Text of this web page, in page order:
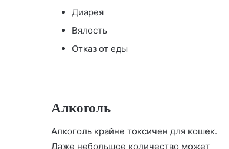
Диарея
Вялость
Отказ от еды
Алкоголь
Алкоголь крайне токсичен для кошек.
Даже небольшое количество может